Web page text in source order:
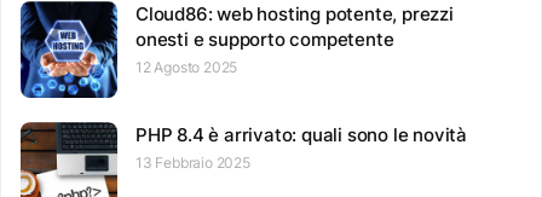
Cloud86: web hosting potente, prezzi
onesti e supporto competente
12 Agosto 2025
PHP 8.4 è arrivato: quali sono le novità
13 Febbraio 2025